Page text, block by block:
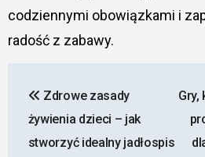
codziennymi obowiązkami i
radość z zabawy.
wpisu
Zdrowe zasady
żywienia dzieci – jak
stworzyć idealny jadłospis
Gry,